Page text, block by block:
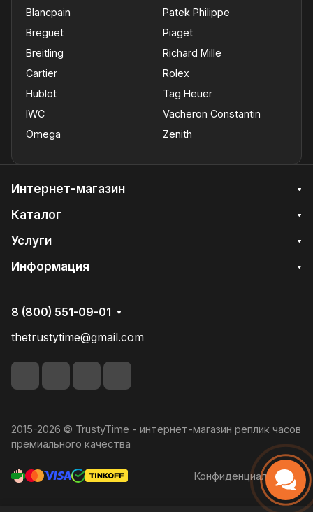
Blancpain
Breguet
Breitling
Cartier
Hublot
IWC
Omega
Patek Philippe
Piaget
Richard Mille
Rolex
Tag Heuer
Vacheron Constantin
Zenith
Интернет-магазин
Каталог
Услуги
Информация
8 (800) 551-09-01
thetrustytime@gmail.com
2015-2026 © TrustyTime - интернет-магазин реплик часов
премиального качества
Конфиденциальность